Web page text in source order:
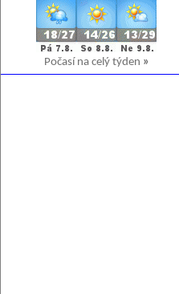
Počasí na celý týden »